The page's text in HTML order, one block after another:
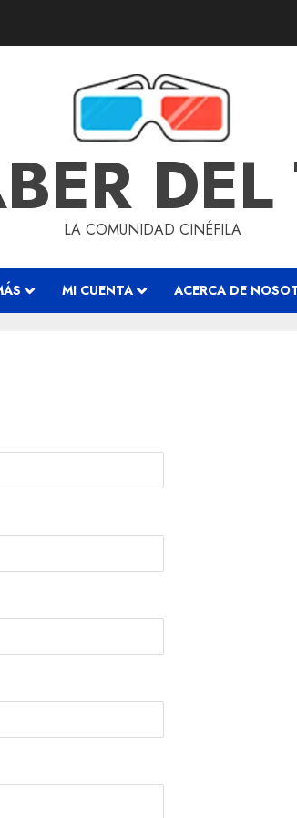
LA COMUNIDAD CINÉFILA
MI CUENTA ACERCA DE